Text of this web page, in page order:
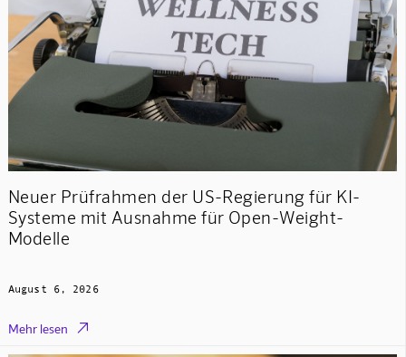
Neuer Prüfrahmen der US-Regierung für KI-
Systeme mit Ausnahme für Open-Weight-
Modelle
August 6, 2026
Mehr lesen 